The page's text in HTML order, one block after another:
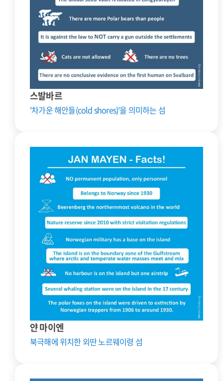
스발바르
'차가운 해안들(cold shores)'을 의미하는 섬
얀 마이엔
북극해에 위치한 외딴 노르웨이령 섬